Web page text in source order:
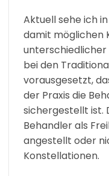
Aktuell sehe ich
damit möglichen
unterschiedlicher
bei den
vorausgesetzt,
der Praxis die
sichergestellt ist.
Behandler als
angestellt oder
Konstellationen.